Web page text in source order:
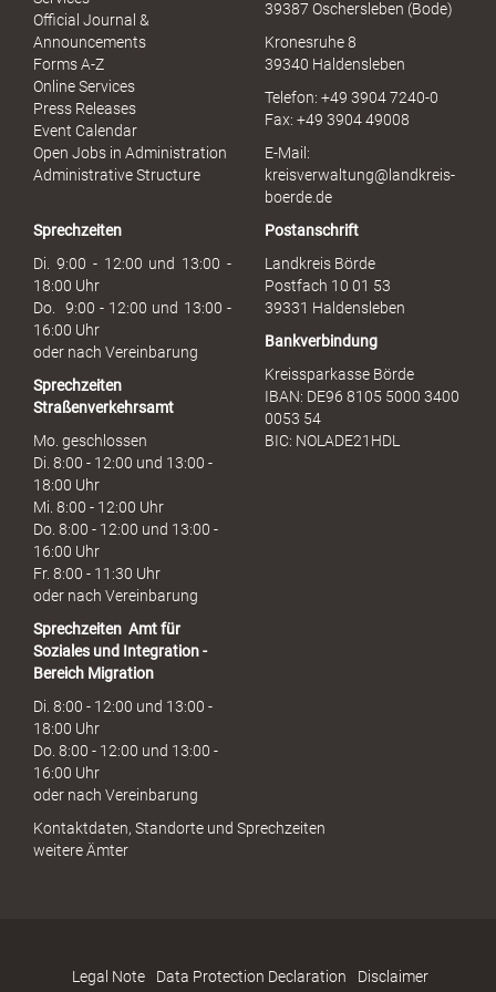
u
h
Official Journal &
Announcements
Forms A-Z
Online Services
Press Releases
Event Calendar
Open Jobs in Administration
Administrative Structure
39387 Oschersleben (Bode)
Kronesruhe 8
39340 Haldensleben
Telefon: +49 3904 7240-0
Fax: +49 3904 49008
E-Mail:
kreisverwaltung@landkreis-
boerde.de
Sprechzeiten
Di. 9:00 - 12:00 und 13:00 -
18:00 Uhr
Do. 9:00 - 12:00 und 13:00 -
16:00 Uhr
oder nach Vereinbarung
Sprechzeiten
Straßenverkehrsamt
Mo. geschlossen
Di. 8:00 - 12:00 und 13:00 -
18:00 Uhr
Mi. 8:00 - 12:00 Uhr
Do. 8:00 - 12:00 und 13:00 -
16:00 Uhr
Fr. 8:00 - 11:30 Uhr
oder nach Vereinbarung
Sprechzeiten Amt für
Soziales und Integration -
Bereich Migration
Di. 8:00 - 12:00 und 13:00 -
18:00 Uhr
Do. 8:00 - 12:00 und 13:00 -
16:00 Uhr
oder nach Vereinbarung
Postanschrift
Landkreis Börde
Postfach 10 01 53
39331 Haldensleben
Bankverbindung
Kreissparkasse Börde
IBAN: DE96 8105 5000 3400
0053 54
BIC: NOLADE21HDL
Kontaktdaten, Standorte und Sprechzeiten
weitere Ämter
Legal Note Data Protection Declaration
Disclaimer